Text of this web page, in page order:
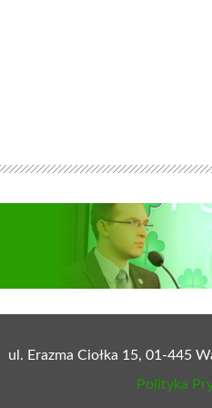
ul. Erazma Ciołka 15, 01-445
Polityka